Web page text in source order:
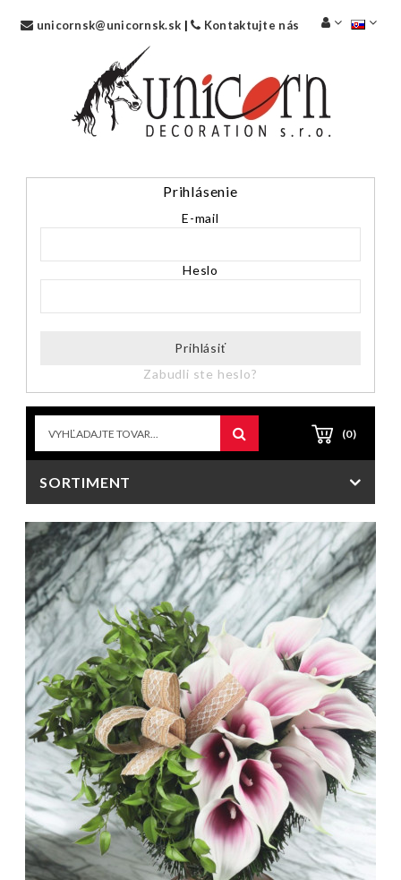
unicornsk@unicornsk.sk | Kontaktujte nás
Prihlásenie
E-mail
Heslo
Prihlásiť
Zabudli ste heslo?
(0)
SORTIMENT